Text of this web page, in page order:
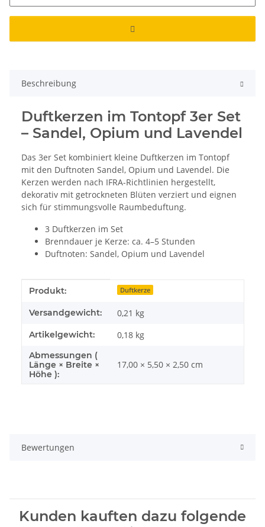
Beschreibung
Duftkerzen im Tontopf 3er Set
– Sandel, Opium und Lavendel
Das 3er Set kombiniert kleine Duftkerzen im Tontopf
mit den Duftnoten Sandel, Opium und Lavendel. Die
Kerzen werden nach IFRA-Richtlinien hergestellt,
dekorativ mit getrockneten Blüten verziert und eignen
sich für stimmungsvolle Raumbeduftung.
3 Duftkerzen im Set
Brenndauer je Kerze: ca. 4–5 Stunden
Duftnoten: Sandel, Opium und Lavendel
Produkteigenschaft
Wert
Produkt: Duftkerze
Versandgewicht: 0,21 kg
Artikelgewicht: 0,18 kg
Abmessungen (
Länge × Breite ×
Höhe ):
17,00 × 5,50 × 2,50 cm
Bewertungen
Kunden kauften dazu folgende